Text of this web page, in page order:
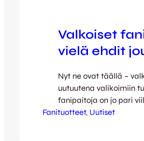
Valkoiset
vielä ehdit
Nyt ne ovat täällä –
uutuutena valikoimiin
fanipaitoja on jo pari
Paidat ovat nyt
Fanituotteet, Uutiset